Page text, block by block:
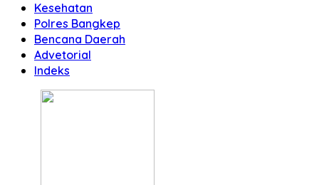
Kesehatan
Polres Bangkep
Bencana Daerah
Advetorial
Indeks